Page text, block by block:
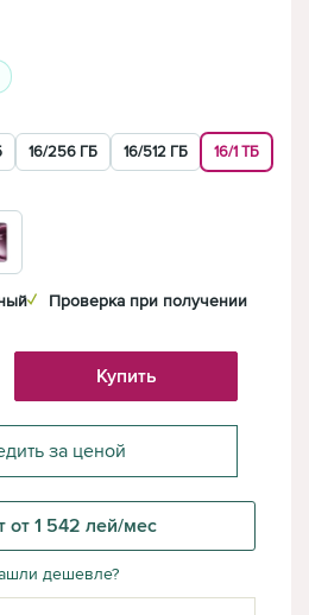
16/256 ГБ 16/512 ГБ 16/1 ТБ
✓ Проверка при получении
Купить
за ценой
от 1 542 лей/мес
дешевле?